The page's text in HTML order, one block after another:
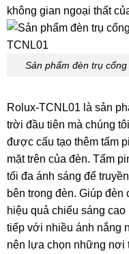
không gian ngoại thất
Sản phẩm đèn trụ
Rolux-TCNL01 là sản
trời đầu tiên mà chúng
được cấu tạo thêm tấm
mặt trên của đèn. Tấm
tối đa ánh sáng để
bên trong đèn. Giúp
hiệu quả chiếu sáng
tiếp với nhiều ánh nắng
nên lựa chọn những nơi